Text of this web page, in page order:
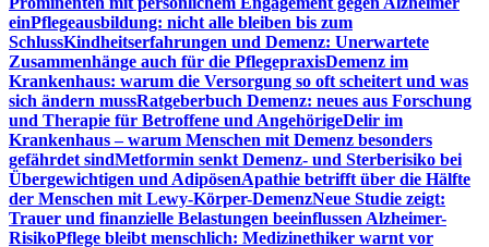
einPflegeausbildung: nicht alle bleiben bis zum
SchlussKindheitserfahrungen und Demenz: Unerwartete
Zusammenhänge auch für die PflegepraxisDemenz im
Krankenhaus: warum die Versorgung so oft scheitert und was
sich ändern mussRatgeberbuch Demenz: neues aus Forschung
und Therapie für Betroffene und AngehörigeDelir im
Krankenhaus – warum Menschen mit Demenz besonders
gefährdet sindMetformin senkt Demenz- und Sterberisiko bei
Übergewichtigen und AdipösenApathie betrifft über die Hälfte
der Menschen mit Lewy-Körper-DemenzNeue Studie zeigt:
Trauer und finanzielle Belastungen beeinflussen Alzheimer-
RisikoPflege bleibt menschlich: Medizinethiker warnt vor